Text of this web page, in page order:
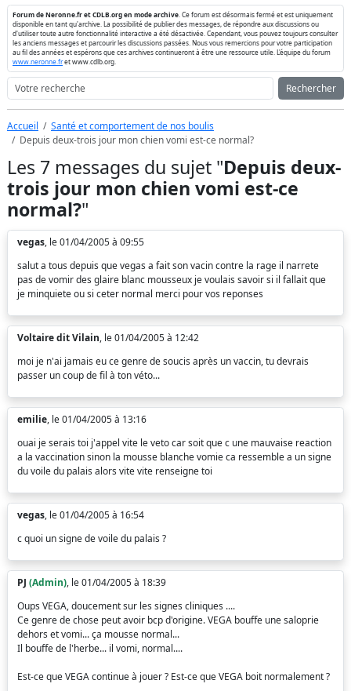
Forum de Neronne.fr et CDLB.org en mode archive . Ce forum est désormais fermé et est uniquement
disponible en tant qu'archive. La possibilité de publier des messages, de répondre aux discussions ou
d'utiliser toute autre fonctionnalité interactive a été désactivée. Cependant, vous pouvez toujours consulter
les anciens messages et parcourir les discussions passées. Nous vous remercions pour votre participation
au fil des années et espérons que ces archives continueront à être une ressource utile. L'équipe du forum
www.neronne.fret www.cdlb.org.
Rechercher
Accueil
Santé et comportement de nos boulis
Depuis deux-trois jour mon chien vomi est-ce normal?
Les 7 messages du sujet "Depuis deux-
trois jour mon chien vomi est-ce
normal?"
vegas, le 01/04/2005 à 09:55
salut a tous depuis que vegas a fait son vacin contre la rage il narrete
pas de vomir des glaire blanc mousseux je voulais savoir si il fallait que
je minquiete ou si ceter normal merci pour vos reponses
Voltaire dit Vilain, le 01/04/2005 à 12:42
moi je n'ai jamais eu ce genre de soucis après un vaccin, tu devrais
passer un coup de fil à ton véto...
emilie, le 01/04/2005 à 13:16
ouai je serais toi j'appel vite le veto car soit que c une mauvaise reaction
a la vaccination sinon la mousse blanche vomie ca ressemble a un signe
du voile du palais alors vite vite renseigne toi
vegas, le 01/04/2005 à 16:54
c quoi un signe de voile du palais ?
PJ (Admin), le 01/04/2005 à 18:39
Oups VEGA, doucement sur les signes cliniques ....
Ce genre de chose peut avoir bcp d'origine. VEGA bouffe une saloprie
dehors et vomi... ça mousse normal...
Il bouffe de l'herbe... il vomi, normal....
Est-ce que VEGA continue à jouer ? Est-ce que VEGA boit normalement ?